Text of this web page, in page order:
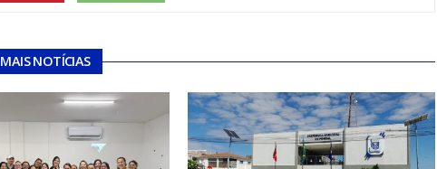
MAIS NOTÍCIAS